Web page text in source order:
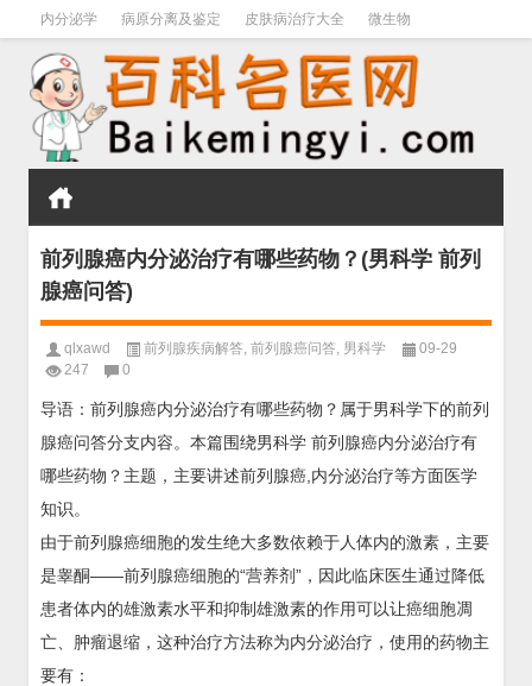
内分泌学 病原分离及鉴定 皮肤病治疗大全 微生物
皮肤病学 男科学 血液病学 心血管 口腔医学 禁戒毒品
前列腺癌内分泌治疗有哪些药物？(男科学 前列
腺癌问答)
qlxawd 前列腺疾病解答, 前列腺癌问答, 男科学
09-29
247
0
导语：前列腺癌内分泌治疗有哪些药物？属于男科学下的前列
腺癌问答分支内容。本篇围绕男科学 前列腺癌内分泌治疗有
哪些药物？主题，主要讲述前列腺癌,内分泌治疗等方面医学
知识。
由于前列腺癌细胞的发生绝大多数依赖于人体内的激素，主要
是睾酮——前列腺癌细胞的“营养剂”，因此临床医生通过降低
患者体内的雄激素水平和抑制雄激素的作用可以让癌细胞凋
亡、肿瘤退缩，这种治疗方法称为内分泌治疗，使用的药物主
要有：